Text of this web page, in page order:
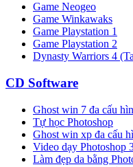
Game Neogeo
Game Winkawaks
Game Playstation 1
Game Playstation 2
Dynasty Warriors 4
CD Software
Ghost win 7 đa cấu
Tự học Photoshop
Ghost win xp đa cấu
Video dạy Photoshop
Làm đẹp da bằng